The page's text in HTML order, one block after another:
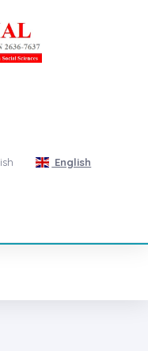
English